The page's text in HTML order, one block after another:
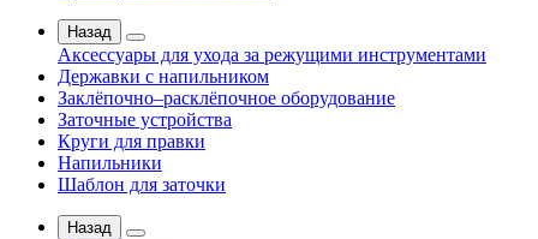
Назад
Аксессуары для ухода за режущими инструментами
Державки с напильником
Заклёпочно–расклёпочное оборудование
Заточные устройства
Круги для правки
Напильники
Шаблон для заточки
Назад